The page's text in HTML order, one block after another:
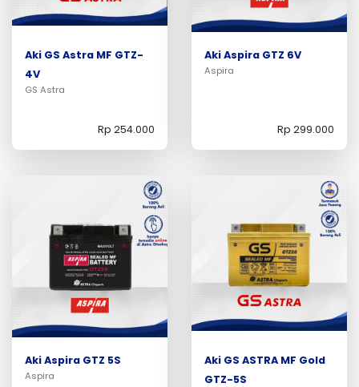
Aki GS Astra MF GTZ-
4V
GS Astra
Rp 254.000
Aki Aspira GTZ 6V
Aspira
Rp 299.000
Aki Aspira GTZ 5S
Aspira
Aki GS ASTRA MF Gold
GTZ-5S